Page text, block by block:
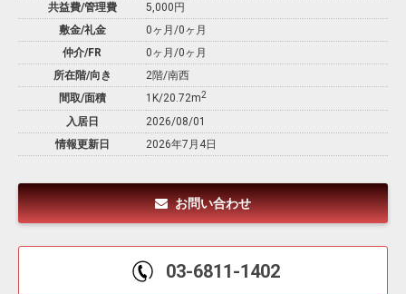
共益費/管理費
5,000円
敷金/礼金
0ヶ月 /0ヶ月
仲介/FR
0ヶ月 /0ヶ月
所在階/向き
2階/南西
間取/面積
1K/20.72m2
入居日
2026/08/01
情報更新日
2026年7月4日
お問い合わせ
03-6811-1402